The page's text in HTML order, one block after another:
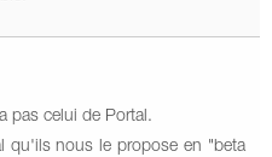
pas celui de Portal.
qu'ils nous le propose en "beta